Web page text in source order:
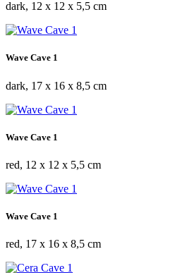
dark, 12 x 12 x 5,5 cm
Wave Cave 1
dark, 17 x 16 x 8,5 cm
Wave Cave 1
red, 12 x 12 x 5,5 cm
Wave Cave 1
red, 17 x 16 x 8,5 cm